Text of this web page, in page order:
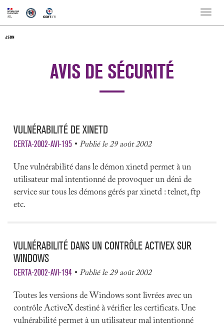
Toggle
AVIS DE SÉCURITÉ
VULNÉRABILITÉ DE XINETD
CERTA-2002-AVI-195 Publié le 29 août 2002
Une vulnérabilité dans le démon xinetd permet à un
utilisateur mal intentionné de provoquer un déni de
service sur tous les démons gérés par xinetd : telnet, ftp
etc.
VULNÉRABILITÉ DANS UN CONTRÔLE ACTIVEX SUR
WINDOWS
CERTA-2002-AVI-194 Publié le 29 août 2002
Toutes les versions de Windows sont livrées avec un
contrôle ActiveX destiné à vérifier les certificats. Une
vulnérabilité permet à un utilisateur mal intentionné